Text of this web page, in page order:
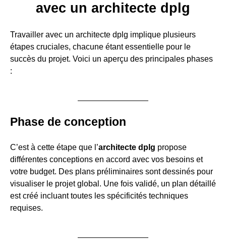
avec un architecte dplg
Travailler avec un architecte dplg implique plusieurs
étapes cruciales, chacune étant essentielle pour le
succès du projet. Voici un aperçu des principales phases
:
Phase de conception
C’est à cette étape que l’architecte dplg propose
différentes conceptions en accord avec vos besoins et
votre budget. Des plans préliminaires sont dessinés pour
visualiser le projet global. Une fois validé, un plan détaillé
est créé incluant toutes les spécificités techniques
requises.